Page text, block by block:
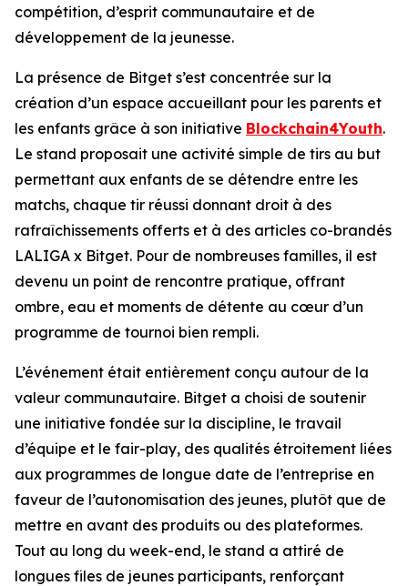
compétition, d’esprit communautaire et de
développement de la jeunesse.
La présence de Bitget s’est concentrée sur la
création d’un espace accueillant pour les parents et
les enfants grâce à son initiative Blockchain4Youth.
Le stand proposait une activité simple de tirs au but
permettant aux enfants de se détendre entre les
matchs, chaque tir réussi donnant droit à des
rafraîchissements offerts et à des articles co-brandés
LALIGA x Bitget. Pour de nombreuses familles, il est
devenu un point de rencontre pratique, offrant
ombre, eau et moments de détente au cœur d’un
programme de tournoi bien rempli.
L’événement était entièrement conçu autour de la
valeur communautaire. Bitget a choisi de soutenir
une initiative fondée sur la discipline, le travail
d’équipe et le fair-play, des qualités étroitement liées
aux programmes de longue date de l’entreprise en
faveur de l’autonomisation des jeunes, plutôt que de
mettre en avant des produits ou des plateformes.
Tout au long du week-end, le stand a attiré de
longues files de jeunes participants, renforçant